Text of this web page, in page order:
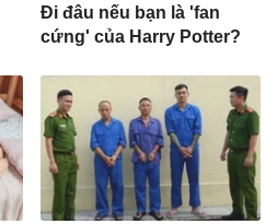
Đi đâu nếu bạn là 'fan
cứng' của Harry Potter?